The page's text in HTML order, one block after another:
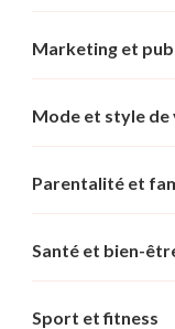
Marketing et
Mode et style de
Parentalité et
Santé et bien-
Sport et fitness